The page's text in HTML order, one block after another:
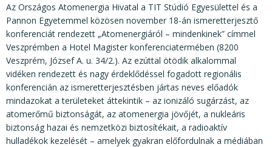
Az Országos Atomenergia Hivatal a TIT Stúdió Egyesülettel és a
Pannon Egyetemmel közösen november 18-án ismeretterjesztő
konferenciát rendezett „Atomenergiáról – mindenkinek” címmel
Veszprémben a Hotel Magister konferenciatermében (8200
Veszprém, József A. u. 34/2.). Az ezúttal ötödik alkalommal
vidéken rendezett és nagy érdeklődéssel fogadott regionális
konferencián az ismeretterjesztésben jártas neves előadók
mindazokat a területeket áttekintik – az ionizáló sugárzást, az
atomerőmű biztonságát, az atomenergia jövőjét, a nukleáris
biztonság hazai és nemzetközi biztosítékait, a radioaktív
hulladékok kezelését – amelyek gyakran előfordulnak a médiában